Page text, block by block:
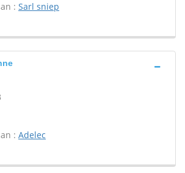
: Sarl sniep
: Adelec